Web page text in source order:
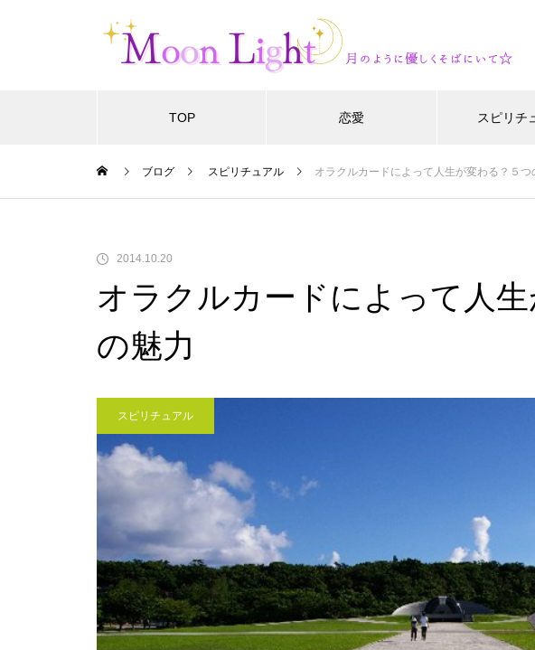
TOP 恋愛 スピリチ
ブログ スピリチュアル オラクルカードによって人生が変わる？５つ
2014.10.20
オラクルカードによって人
の魅力
スピリチュアル